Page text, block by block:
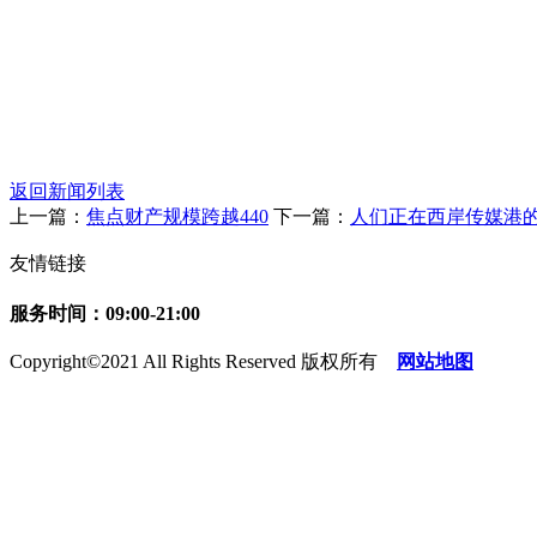
返回新闻列表
上一篇： 焦点财产规模跨越440 下一篇： 人们正在西岸传媒港
友情链接
服务时间：09:00-21:00
Copyright©2021 All Rights Reserved 版权所有 网站地图